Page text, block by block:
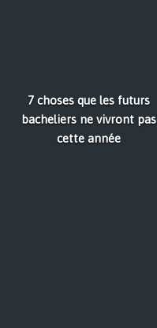
7 choses que les futurs
bacheliers ne vivront pas
cette année